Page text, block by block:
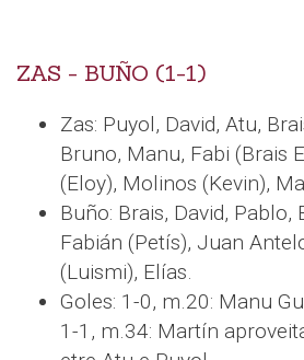
ZAS - BUÑO (1-1)
Zas: Puyol, David, Atu,
Bruno, Manu, Fabi (Brais
(Eloy), Molinos (Kevin),
Buño: Brais, David,
Fabián (Petís), Juan
(Luismi), Elías.
Goles: 1-0, m.20: Manu
1-1, m.34: Martín